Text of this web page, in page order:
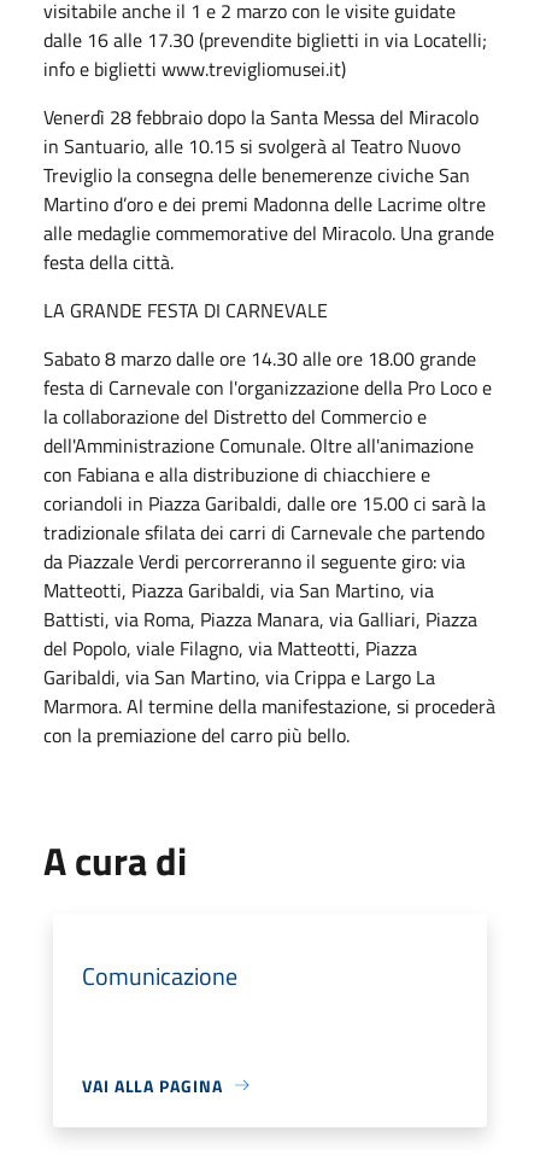
visitabile anche il 1 e 2 marzo con le visite guidate
dalle 16 alle 17.30 (prevendite biglietti in via Locatelli;
info e biglietti www.trevigliomusei.it)
Venerdì 28 febbraio dopo la Santa Messa del Miracolo
in Santuario, alle 10.15 si svolgerà al Teatro Nuovo
Treviglio la consegna delle benemerenze civiche San
Martino d’oro e dei premi Madonna delle Lacrime oltre
alle medaglie commemorative del Miracolo. Una grande
festa della città.
LA GRANDE FESTA DI CARNEVALE
Sabato 8 marzo dalle ore 14.30 alle ore 18.00 grande
festa di Carnevale con l'organizzazione della Pro Loco e
la collaborazione del Distretto del Commercio e
dell'Amministrazione Comunale. Oltre all'animazione
con Fabiana e alla distribuzione di chiacchiere e
coriandoli in Piazza Garibaldi, dalle ore 15.00 ci sarà la
tradizionale sfilata dei carri di Carnevale che partendo
da Piazzale Verdi percorreranno il seguente giro: via
Matteotti, Piazza Garibaldi, via San Martino, via
Battisti, via Roma, Piazza Manara, via Galliari, Piazza
del Popolo, viale Filagno, via Matteotti, Piazza
Garibaldi, via San Martino, via Crippa e Largo La
Marmora. Al termine della manifestazione, si procederà
con la premiazione del carro più bello.
A cura di
Comunicazione
VAI ALLA PAGINA